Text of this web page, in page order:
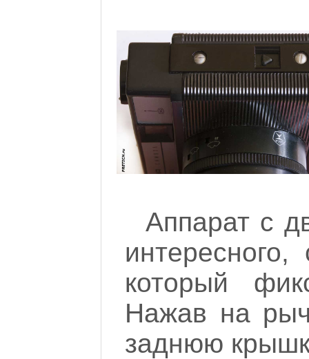
Аппарат с
который
Нажав на
заднюю